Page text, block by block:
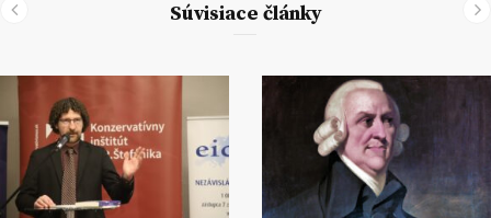
Súvisiace články